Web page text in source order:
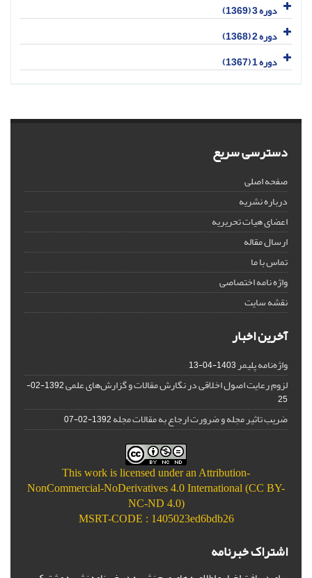
دوره 3 (1369)
دوره 2 (1368)
دوره 1 (1367)
دسترسی سریع
صفحه اصلی
درباره نشریه
اعضای هیات تحریریه
ارسال مقاله
تماس با ما
واژه نامه اختصاصی
نقشه سایت
آخرین اخبار
واژه‌نامه پلیمر1403-04-13
لزوم رعایت اصول اخلاقی در نگارش مقالات و گزارش‌‌های علمی
1392-02-
25
ضریب تاثیر مجله و ضرورت ارجاع به مقالات مجله1392-02-07
This work is licensed under an Attribution-
NonCommercial-NoDerivatives 4.0 International (CC BY-
NC-ND 4.0)
MSRT-CODE : 1405023ed6bdb26
اشتراک خبرنامه